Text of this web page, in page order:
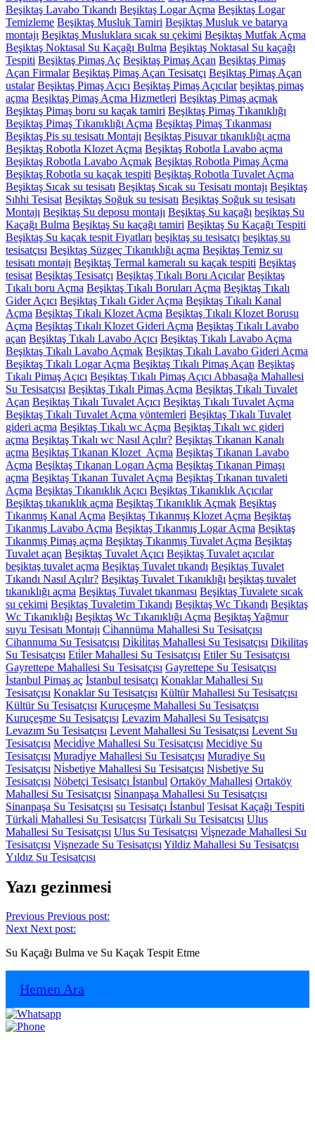
Beşiktaş Lavabo Tıkandı Beşiktaş Logar Açma Beşiktaş Logar
Temizleme Beşiktaş Musluk Tamiri Beşiktaş Musluk ve batarya
montajı Beşiktaş Musluklara sıcak su çekimi Beşiktaş Mutfak Açma
Beşiktaş Noktasal Su Kaçağı Bulma Beşiktaş Noktasal Su kaçağı
Tespiti Beşiktaş Pimaş Aç Beşiktaş Pimaş Açan Beşiktaş Pimaş
Açan Firmalar Beşiktaş Pimaş Açan Tesisatçı Beşiktaş Pimaş Açan
ustalar Beşiktaş Pimaş Açıcı Beşiktaş Pimaş Açıcılar beşiktaş pimaş
açma Beşiktaş Pimaş Açma Hizmetleri Beşiktaş Pimaş açmak
Beşiktaş Pimaş boru su kaçak tamiri Beşiktaş Pimaş Tıkanıklığı
Beşiktaş Pimaş Tıkanıklığı Açma Beşiktaş Pimaş Tıkanması
Beşiktaş Pis su tesisatı Montajı Beşiktaş Pisuvar tıkanıklığı açma
Beşiktaş Robotla Klozet Açma Beşiktaş Robotla Lavabo açma
Beşiktaş Robotla Lavabo Açmak Beşiktaş Robotla Pimaş Açma
Beşiktaş Robotla su kaçak tespiti Beşiktaş Robotla Tuvalet Açma
Beşiktaş Sıcak su tesisatı Beşiktaş Sıcak su Tesisatı montajı Beşiktaş
Sıhhi Tesisat Beşiktaş Soğuk su tesisatı Beşiktaş Soğuk su tesisatı
Montajı Beşiktaş Su deposu montajı Beşiktaş Su kaçağı beşiktaş Su
Kaçağı Bulma Beşiktaş Su kaçağı tamiri Beşiktaş Su Kaçağı Tespiti
Beşiktaş Su kaçak tespit Fiyatları beşiktaş su tesisatçı beşiktaş su
tesisatçısı Beşiktaş Süzgeç Tıkanıklığı açma Beşiktaş Temiz su
tesisatı montajı Beşiktaş Termal kameralı su kaçak tespiti Beşiktaş
tesisat Beşiktaş Tesisatçı Beşiktaş Tıkalı Boru Açıcılar Beşiktaş
Tıkalı boru Açma Beşiktaş Tıkalı Boruları Açma Beşiktaş Tıkalı
Gider Açıcı Beşiktaş Tıkalı Gider Açma Beşiktaş Tıkalı Kanal
Açma Beşiktaş Tıkalı Klozet Açma Beşiktaş Tıkalı Klozet Borusu
Açma Beşiktaş Tıkalı Klozet Gideri Açma Beşiktaş Tıkalı Lavabo
açan Beşiktaş Tıkalı Lavabo Açıcı Beşiktaş Tıkalı Lavabo Açma
Beşiktaş Tıkalı Lavabo Açmak Beşiktaş Tıkalı Lavabo Gideri Açma
Beşiktaş Tıkalı Logar Açma Beşiktaş Tıkalı Pimaş Açan Beşiktaş
Tıkalı Pimaş Açıcı Beşiktaş Tıkalı Pimaş Açıcı Abbasağa Mahallesi
Su Tesisatçısı Beşiktaş Tıkalı Pimaş Açma Beşiktaş Tıkalı Tuvalet
Açan Beşiktaş Tıkalı Tuvalet Açıcı Beşiktaş Tıkalı Tuvalet Açma
Beşiktaş Tıkalı Tuvalet Açma yöntemleri Beşiktaş Tıkalı Tuvalet
gideri açma Beşiktaş Tıkalı wc Açma Beşiktaş Tıkalı wc gideri
açma Beşiktaş Tıkalı wc Nasıl Açılır? Beşiktaş Tıkanan Kanalı
açma Beşiktaş Tıkanan Klozet Açma Beşiktaş Tıkanan Lavabo
Açma Beşiktaş Tıkanan Logarı Açma Beşiktaş Tıkanan Pimaşı
açma Beşiktaş Tıkanan Tuvalet Açma Beşiktaş Tıkanan tuvaleti
Açma Beşiktaş Tıkanıklık Açıcı Beşiktaş Tıkanıklık Açıcılar
Beşiktaş tıkanıklık açma Beşiktaş Tıkanıklık Açmak Beşiktaş
Tıkanmış Kanal Açma Beşiktaş Tıkanmış Klozet Açma Beşiktaş
Tıkanmış Lavabo Açma Beşiktaş Tıkanmış Logar Açma Beşiktaş
Tıkanmış Pimaş açma Beşiktaş Tıkanmış Tuvalet Açma Beşiktaş
Tuvalet açan Beşiktaş Tuvalet Açıcı Beşiktaş Tuvalet açıcılar
beşiktaş tuvalet açma Beşiktaş Tuvalet tıkandı Beşiktaş Tuvalet
Tıkandı Nasıl Açılır? Beşiktaş Tuvalet Tıkanıklığı beşiktaş tuvalet
tıkanıklığı açma Beşiktaş Tuvalet tıkanması Beşiktaş Tuvalete sıcak
su çekimi Beşiktaş Tuvaletim Tıkandı Beşiktaş Wc Tıkandı Beşiktaş
Wc Tıkanıklığı Beşiktaş Wc Tıkanıklığı Açma Beşiktaş Yağmur
suyu Tesisatı Montajı Ci̇hannüma Mahallesi Su Tesisatçısı
Cihannuma Su Tesisatçısı Di̇ki̇li̇taş Mahallesi Su Tesisatçısı Dikilitaş
Su Tesisatçısı Eti̇ler Mahallesi Su Tesisatçısı Etiler Su Tesisatçısı
Gayrettepe Mahallesi Su Tesisatçısı Gayrettepe Su Tesisatçısı
İstanbul Pimaş aç İstanbul tesisatçı Konaklar Mahallesi Su
Tesisatçısı Konaklar Su Tesisatçısı Kültür Mahallesi Su Tesisatçısı
Kültür Su Tesisatçısı Kuruçeşme Mahallesi Su Tesisatçısı
Kuruçeşme Su Tesisatçısı Levazim Mahallesi Su Tesisatçısı
Levazım Su Tesisatçısı Levent Mahallesi Su Tesisatçısı Levent Su
Tesisatçısı Meci̇di̇ye Mahallesi Su Tesisatçısı Mecidiye Su
Tesisatçısı Muradi̇ye Mahallesi Su Tesisatçısı Muradiye Su
Tesisatçısı Ni̇sbeti̇ye Mahallesi Su Tesisatçısı Nisbetiye Su
Tesisatçısı Nöbetçi Tesisatçı İstanbul Ortaköy Mahallesi Ortaköy
Mahallesi Su Tesisatçısı Si̇nanpaşa Mahallesi Su Tesisatçısı
Sinanpaşa Su Tesisatçısı su Tesisatçı İstanbul Tesisat Kaçağı Tespiti
Türkali̇ Mahallesi Su Tesisatçısı Türkali Su Tesisatçısı Ulus
Mahallesi Su Tesisatçısı Ulus Su Tesisatçısı Vi̇şnezade Mahallesi Su
Tesisatçısı Vişnezade Su Tesisatçısı Yildiz Mahallesi Su Tesisatçısı
Yıldız Su Tesisatçısı
Yazı gezinmesi
Previous Previous post:
Next Next post:
Su Kaçağı Bulma ve Su Kaçak Tespit Etme
Hemen Ara